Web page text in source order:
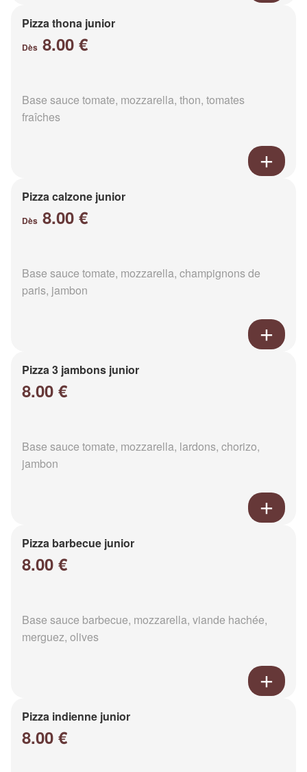
Pizza thona junior
Dès 8.00 €
Base sauce tomate, mozzarella, thon, tomates
fraîches
Pizza calzone junior
Dès 8.00 €
Base sauce tomate, mozzarella, champignons de
paris, jambon
Pizza 3 jambons junior
8.00 €
Base sauce tomate, mozzarella, lardons, chorizo,
jambon
Pizza barbecue junior
8.00 €
Base sauce barbecue, mozzarella, viande hachée,
merguez, olives
Pizza indienne junior
8.00 €